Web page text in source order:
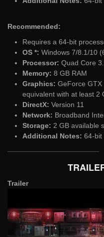
Recommended:
Requires a 64-bit
OS *: Windows 7/8.1/10
Processor: Quad Core
Memory: 8 GB RAM
Graphics: GeForce
equivalent with at least 2
DirectX: Version 11
Network: Broadband
Storage: 2 GB available
Additional Notes: 64-bit
Trailer